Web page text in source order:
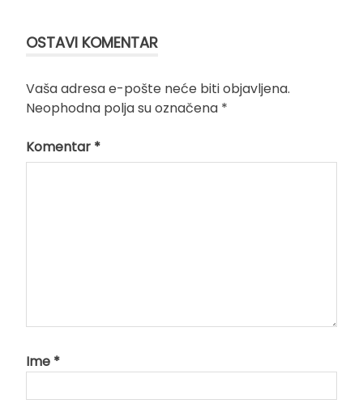
OSTAVI KOMENTAR
Vaša adresa e-pošte neće biti objavljena.
Neophodna polja su označena *
Komentar *
Ime *